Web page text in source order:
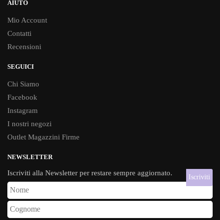
AIUTO
Mio Account
Contatti
Recensioni
SEGUICI
Chi Siamo
Facebook
Instagram
I nostri negozi
Outlet Magazzini Firme
NEWSLETTER
Iscriviti alla Newsletter per restare sempre aggiornato.